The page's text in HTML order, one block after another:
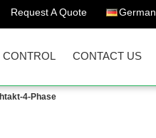
Request A Quote German
CONTROL CONTACT US
4-Phase